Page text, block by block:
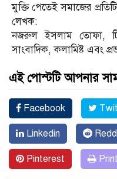
মুক্তি পেতেই সমাজের
লেখক:
নজরুল ইসলাম তোফা,
সাংবাদিক, কলামিষ্ট এবং
এই পোস্টটি আপনার
Facebook
Linkedin
Pinterest Print